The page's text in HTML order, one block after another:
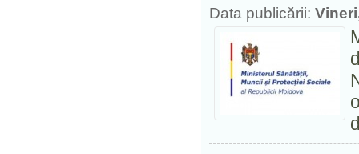
Data publicării: